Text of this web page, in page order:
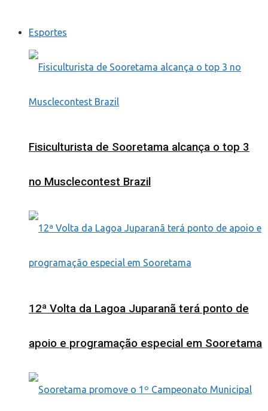
Esportes
Fisiculturista de Sooretama alcança o top 3
no Musclecontest Brazil
12ª Volta da Lagoa Juparanã terá ponto de
apoio e programação especial em Sooretama